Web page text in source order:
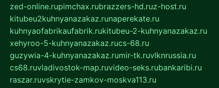
zed-online.rupimchax.rubrazzers-hd.ruz-host.ru
kitubeu2kuhnyanazakaz.runaperekate.ru
kuhnyaofabrikaufabrik.rukitubeu-2-kuhnyanazakaz.ru
xehyroo-5-kuhnyanazakaz.rucs-68.ru
guzywia-4-kuhnyanazakaz.rumir-tk.ruvlknrussia.ru
cs68.ruvladivostok-map.ruvideo-seks.rubankaribi.ru
raszar.ruvskrytie-zamkov-moskva113.ru